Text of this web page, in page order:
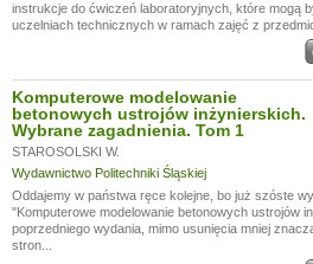
instrukcje do ćwiczeń laboratoryjnych, które mogą
uczelniach technicznych w ramach zajęć z
Komputerowe modelowanie
betonowych ustrojów inżynierskich.
Wybrane zagadnienia. Tom 1
STAROSOLSKI W.
Wydawnictwo Politechniki Śląskiej
Oddajemy w państwa ręce kolejne, bo już szóste
"Komputerowe modelowanie betonowych ustrojów
poprzedniego wydania, mimo usunięcia mniej
stron...